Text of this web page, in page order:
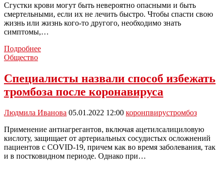
Сгустки крови могут быть невероятно опасными и быть
смертельными, если их не лечить быстро. Чтобы спасти свою
жизнь или жизнь кого-то другого, необходимо знать
симптомы,…
ПодробнееВрач
тромбоза
Общество
Специалисты назвали способ избежать
тромбоза после коронавируса
Людмила Иванова 05.01.2022 12:00 коронпвирустромбоз
Применение антиагрегантов, включая ацетилсалициловую
кислоту, защищает от артериальных сосудистых осложнений
пациентов с COVID-19, причем как во время заболевания, так
и в постковидном периоде. Однако при…